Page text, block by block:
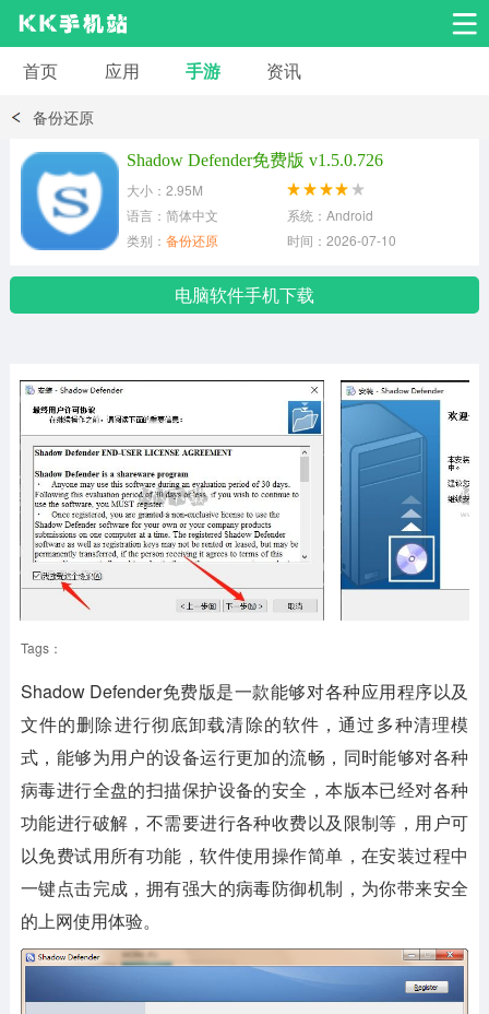
安卓应用
小说漫画
金融理财 游戏辅助
安卓其它
首页 应用 手游 资讯
备份还原
Shadow Defender免费版 v1.5.0.726
大小：2.95M
语言：简体中文
系统：Android
类别： 备份还原 时间：2026-07-10
电脑软件手机下载
Tags：
Shadow Defender免费版是一款能够对各种应用程序以及
文件的删除进行彻底卸载清除的软件，通过多种清理模
式，能够为用户的设备运行更加的流畅，同时能够对各种
病毒进行全盘的扫描保护设备的安全，本版本已经对各种
功能进行破解，不需要进行各种收费以及限制等，用户可
以免费试用所有功能，软件使用操作简单，在安装过程中
一键点击完成，拥有强大的病毒防御机制，为你带来安全
的上网使用体验。